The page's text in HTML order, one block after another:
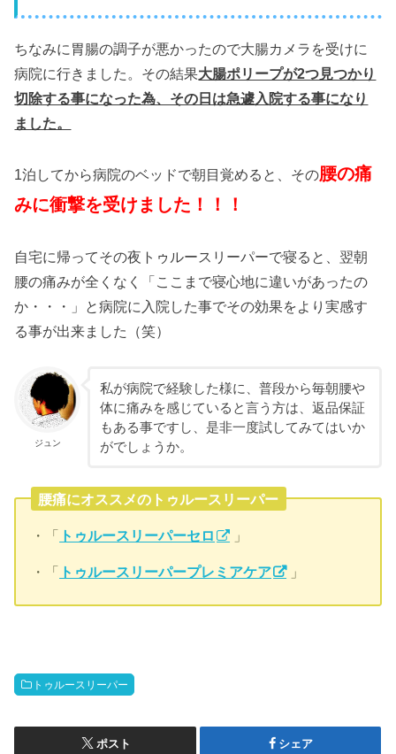
ちなみに胃腸の調子が悪かったので大腸カメラを受けに
病院に行きました。その結果大腸ポリープが2つ見つかり
切除する事になった為、その日は急遽入院する事になり
ました。
1泊してから病院のベッドで朝目覚めると、その腰の痛
みに衝撃を受けました！！！
自宅に帰ってその夜トゥルースリーパーで寝ると、翌朝
腰の痛みが全くなく「ここまで寝心地に違いがあったの
か・・・」と病院に入院した事でその効果をより実感す
る事が出来ました（笑）
ジュン
私が病院で経験した様に、普段から毎朝腰や
体に痛みを感じていると言う方は、返品保証
もある事ですし、是非一度試してみてはいか
がでしょうか。
腰痛にオススメのトゥルースリーパー
・「 トゥルースリーパーセロ 」
・「 トゥルースリーパープレミアケア 」
トゥルースリーパー
ポスト シェア